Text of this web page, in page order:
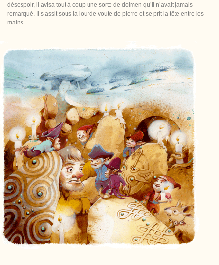
désespoir, il avisa tout à coup une sorte de dolmen qu’il n’avait jamais
remarqué. Il s’assit sous la lourde voute de pierre et se prit la tête entre les
mains.